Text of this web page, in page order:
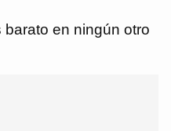
en ningún otro